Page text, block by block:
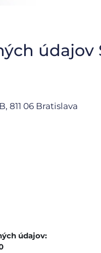
údajov
811 06 Bratislava
údajov: